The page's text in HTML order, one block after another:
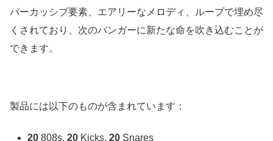
パーカッシブ要素、エアリーなメロディ、ループで埋め尽
くされており、次のバンガーに新たな命を吹き込むことが
できます。
製品には以下のものが含まれています：
20808s, 20 Kicks, 20 Snares